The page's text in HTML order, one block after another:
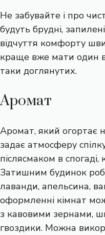
Не забувайте і про
будуть брудні,
відчуття комфорту
краще вже мати один
таки доглянутих.
Аромат
Аромат, який огортає
задає атмосферу
післясмаком в
Затишним будинок
лаванди, апельсина,
оформленні кімнат
з кавовими зернами,
гвоздики. Можна